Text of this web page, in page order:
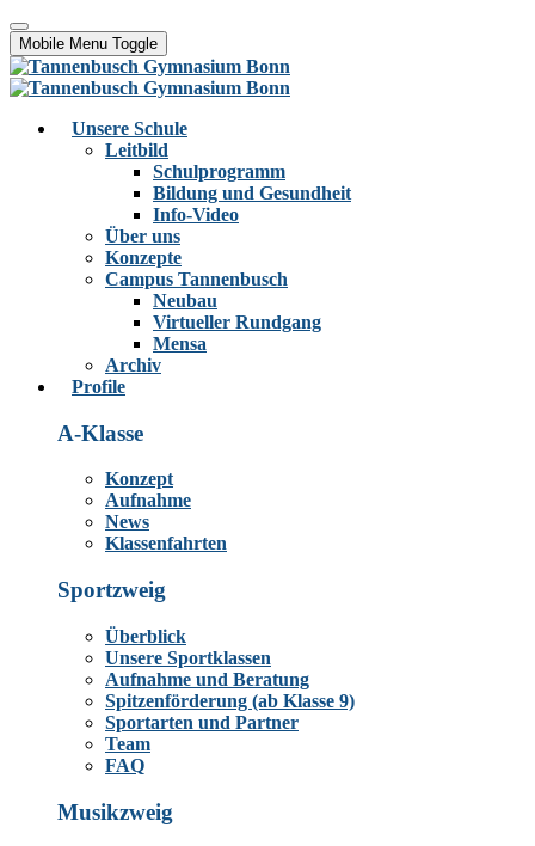
Mobile Menu Toggle
Unsere Schule
Leitbild
Schulprogramm
Bildung und Gesundheit
Info-Video
Über uns
Konzepte
Campus Tannenbusch
Neubau
Virtueller Rundgang
Mensa
Archiv
Profile
A-Klasse
Konzept
Aufnahme
News
Klassenfahrten
Sportzweig
Überblick
Unsere Sportklassen
Aufnahme und Beratung
Spitzenförderung (ab Klasse 9)
Sportarten und Partner
Team
FAQ
Musikzweig